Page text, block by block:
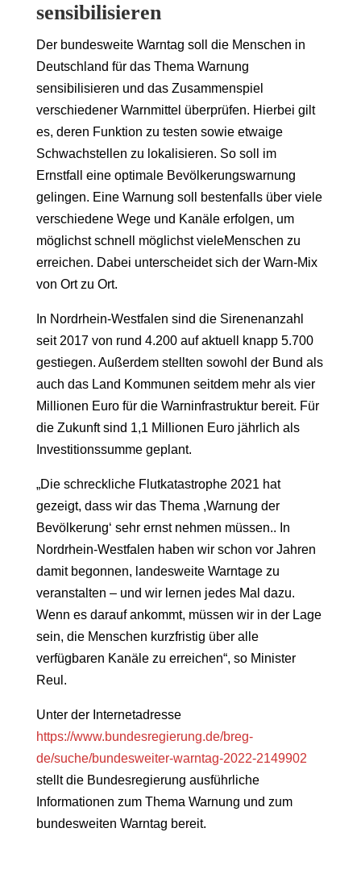
sensibilisieren
Der bundesweite Warntag soll die Menschen in
Deutschland für das Thema Warnung
sensibilisieren und das Zusammenspiel
verschiedener Warnmittel überprüfen. Hierbei gilt
es, deren Funktion zu testen sowie etwaige
Schwachstellen zu lokalisieren. So soll im
Ernstfall eine optimale Bevölkerungswarnung
gelingen. Eine Warnung soll bestenfalls über viele
verschiedene Wege und Kanäle erfolgen, um
möglichst schnell möglichst vieleMenschen zu
erreichen. Dabei unterscheidet sich der Warn-Mix
von Ort zu Ort.
In Nordrhein-Westfalen sind die Sirenenanzahl
seit 2017 von rund 4.200 auf aktuell knapp 5.700
gestiegen. Außerdem stellten sowohl der Bund als
auch das Land Kommunen seitdem mehr als vier
Millionen Euro für die Warninfrastruktur bereit. Für
die Zukunft sind 1,1 Millionen Euro jährlich als
Investitionssumme geplant.
„Die schreckliche Flutkatastrophe 2021 hat
gezeigt, dass wir das Thema ,Warnung der
Bevölkerung‘ sehr ernst nehmen müssen.. In
Nordrhein-Westfalen haben wir schon vor Jahren
damit begonnen, landesweite Warntage zu
veranstalten – und wir lernen jedes Mal dazu.
Wenn es darauf ankommt, müssen wir in der Lage
sein, die Menschen kurzfristig über alle
verfügbaren Kanäle zu erreichen“, so Minister
Reul.
Unter der Internetadresse
https://www.bundesregierung.de/breg-
de/suche/bundesweiter-warntag-2022-2149902
stellt die Bundesregierung ausführliche
Informationen zum Thema Warnung und zum
bundesweiten Warntag bereit.